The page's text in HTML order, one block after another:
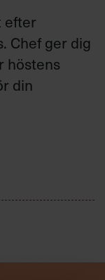
efter
Chef ger dig
höstens
din